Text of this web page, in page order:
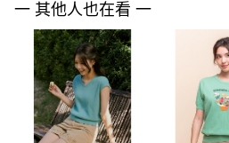
１．透過由恩沛科技股份有限公司提供之
易，需依本服務之必要範圍內提供個人資
權轉讓予恩沛科技股份有限公司。
２．關於個人資料處理事宜，請瀏覽以下網
https://aftee.tw/terms/#terms3
３．未成年的使用者請事先徵得法定代理
「AFTEE先享後付」，若未經同意申辦者
黑貓宅配
每筆NT$90，滿NT$3,600(含以上)免運
離島宅配 (蘭嶼恕不配送)
每筆NT$200，滿NT$8,000(含以上)免
付款後門市自取
一 其他人也在看 一